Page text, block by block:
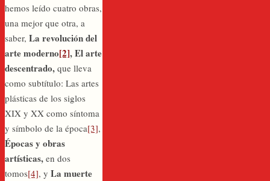
hemos leído cuatro obras,
una mejor que otra, a
saber, La revolución del
arte moderno[2], El arte
descentrado, que lleva
como subtítulo: Las artes
plásticas de los siglos
XIX y XX como síntoma
y símbolo de la época[3],
Épocas y obras
artísticas, en dos
tomos[4], y La muerte